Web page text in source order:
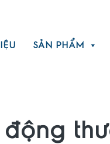
SẢN PHẨM